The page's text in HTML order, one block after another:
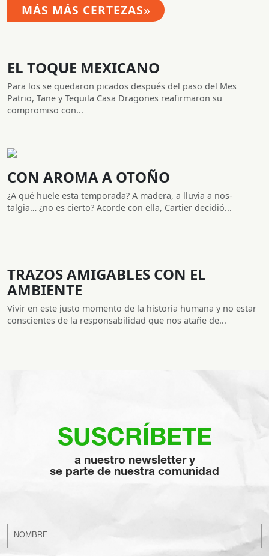
MÁS MÁS CERTEZAS»
EL TOQUE MEXICANO
Para los se quedaron picados después del paso del Mes
Patrio, Tane y Tequila Casa Dragones reafirmaron su
compromiso con...
CON AROMA A OTOÑO
¿A qué huele esta temporada? A madera, a lluvia a nos-
talgia… ¿no es cierto? Acorde con ella, Cartier decidió...
TRAZOS AMIGABLES CON EL
AMBIENTE
Vivir en este justo momento de la historia humana y no estar
conscientes de la responsabilidad que nos atañe de...
SUSCRÍBETE
a nuestro newsletter y
se parte de nuestra comunidad